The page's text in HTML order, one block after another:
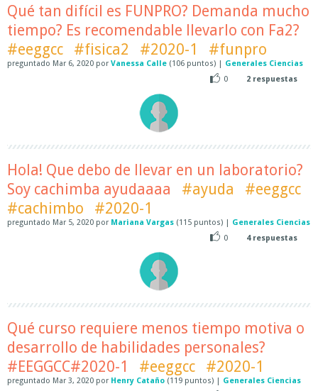
Qué tan difícil es FUNPRO? Demanda mucho
tiempo? Es recomendable llevarlo con Fa2?
#eeggcc
#fisica2 #2020-1 #funpro
preguntado Mar 6, 2020 por Vanessa Calle (106 puntos) | Generales Ciencias
0
2 respuestas
Hola! Que debo de llevar en un laboratorio?
Soy cachimba ayudaaaa
#ayuda
#eeggcc
#cachimbo
#2020-1
preguntado Mar 5, 2020 por Mariana Vargas (115 puntos) | Generales Ciencias
0
4respuestas
Qué curso requiere menos tiempo motiva o
desarrollo de habilidades personales?
#EEGGCC#2020-1
#eeggcc #2020-1
preguntado Mar 3, 2020 por Henry Cataño (119 puntos) | Generales Ciencias